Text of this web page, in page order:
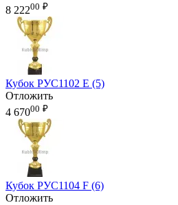
8 22200 ₽
Кубок РУС1102 E (5)
Отложить
4 67000 ₽
Кубок РУС1104 F (6)
Отложить